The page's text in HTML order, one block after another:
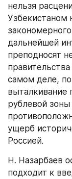
нельзя
Узбекистаном
дальнейшей
преподносят
самом деле,
выталкивание
рублевой
ущерб
Россией.
Н. Назарбаев
подходит к